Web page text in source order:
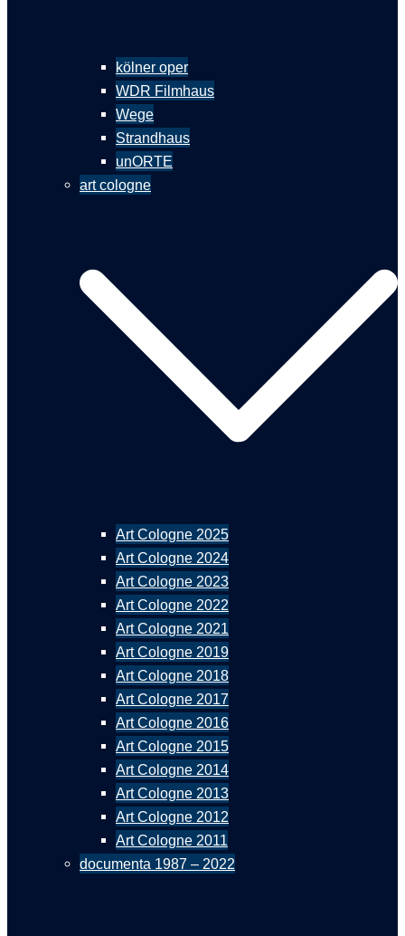
kölner oper
WDR Filmhaus
Wege
Strandhaus
unORTE
art cologne
Art Cologne 2025
Art Cologne 2024
Art Cologne 2023
Art Cologne 2022
Art Cologne 2021
Art Cologne 2019
Art Cologne 2018
Art Cologne 2017
Art Cologne 2016
Art Cologne 2015
Art Cologne 2014
Art Cologne 2013
Art Cologne 2012
Art Cologne 2011
documenta 1987 – 2022